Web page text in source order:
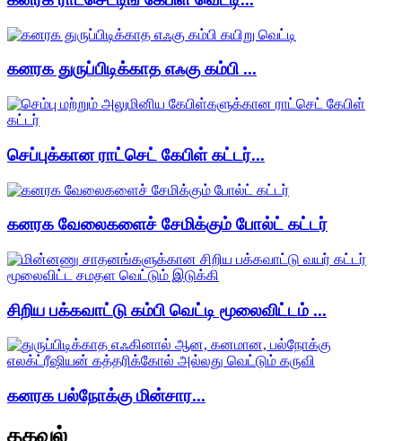
கனரக துருப்பிடிக்காத எஃகு கம்பி ...
செப்புக்கான ராட்செட் கேபிள் கட்டர்...
கனரக வேலைகளைச் சேமிக்கும் போல்ட் கட்டர்
சிறிய பக்கவாட்டு கம்பி வெட்டி மூலைவிட்டம் ...
கனரக பல்நோக்கு மின்சார...
தகவல்